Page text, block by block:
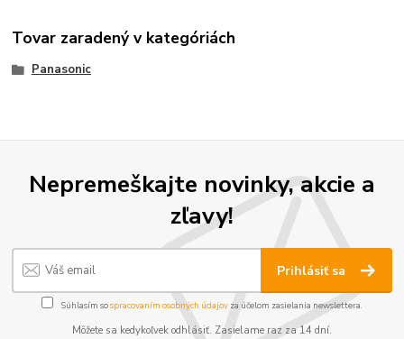
Tovar zaradený v kategóriách
Panasonic
Nepremeškajte novinky, akcie a
zľavy!
Prihlásiť sa
Súhlasím sospracovaním osobných údajov za účelom zasielania newslettera.
Môžete sa kedykoľvek odhlásiť. Zasielame raz za 14 dní.